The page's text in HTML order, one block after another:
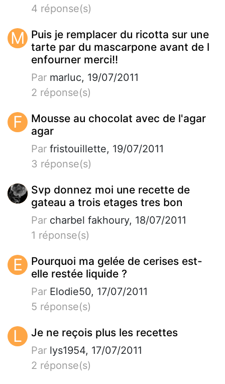
4 réponse(s)
M Puis je remplacer du ricotta sur une
tarte par du mascarpone avant de l
enfourner merci!!
Par marluc, 19/07/2011
2 réponse(s)
F
Mousse au chocolat avec de l'agar
agar
Par fristouillette, 19/07/2011
3 réponse(s)
Svp donnez moi une recette de
gateau a trois etages tres bon
Par charbel fakhoury, 18/07/2011
1 réponse(s)
E
Pourquoi ma gelée de cerises est-
elle restée liquide ?
Par Elodie50, 17/07/2011
5 réponse(s)
L Je ne reçois plus les recettes
Par lys1954, 17/07/2011
2 réponse(s)